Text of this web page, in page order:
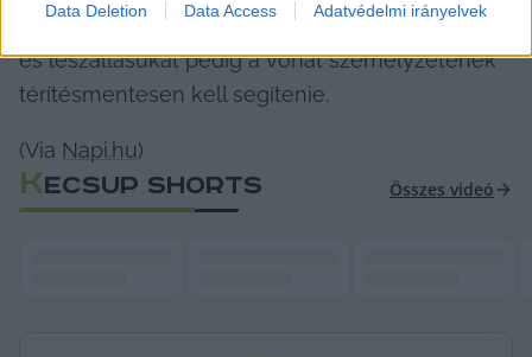
Data Deletion Data Access Adatvédelmi irányelvek
fogyatékkal érőknek is elérhetők legyenek, fel-
és leszállásukat pedig a vonat személyzetének
térítésmentesen kell segítenie.
(Via Napi.hu)
KECSUP SHORTS Összes videó